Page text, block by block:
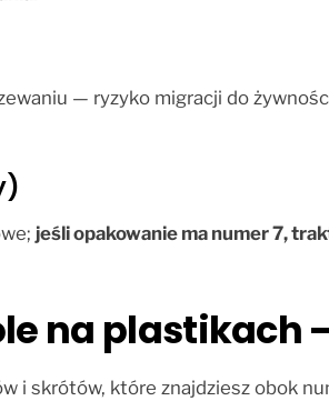
— ryzyko migracji do
jeśli opakowanie ma numer 7,
na plastikach
i skrótów, które znajdziesz obok